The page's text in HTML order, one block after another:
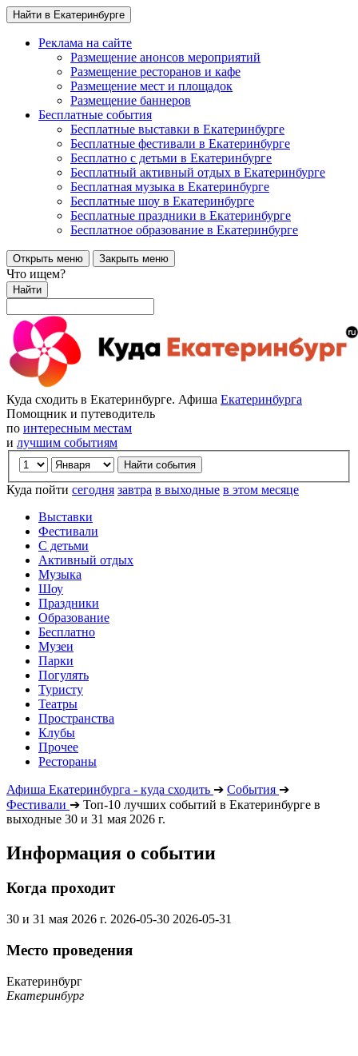
Найти в Екатеринбурге
Реклама на сайте
Размещение анонсов мероприятий
Размещение ресторанов и кафе
Размещение мест и площадок
Размещение баннеров
Бесплатные события
Бесплатные выставки в Екатеринбурге
Бесплатные фестивали в Екатеринбурге
Бесплатно с детьми в Екатеринбурге
Бесплатный активный отдых в Екатеринбурге
Бесплатная музыка в Екатеринбурге
Бесплатные шоу в Екатеринбурге
Бесплатные праздники в Екатеринбурге
Бесплатное образование в Екатеринбурге
Открыть меню Закрыть меню
Что ищем?
Найти
Куда сходить в Екатеринбурге. Афиша Екатеринбурга
Помощник и путеводитель
по интересным местам
и лучшим событиям
Куда пойти сегодня завтра в выходные в этом месяце
Выставки
Фестивали
С детьми
Активный отдых
Музыка
Шоу
Праздники
Образование
Бесплатно
Музеи
Парки
Погулять
Туристу
Театры
Пространства
Клубы
Прочее
Рестораны
Афиша Екатеринбурга - куда сходить ➔ События ➔
Фестивали ➔ Топ-10 лучших событий в Екатеринбурге в
выходные 30 и 31 мая 2026 г.
Информация о событии
Когда проходит
30 и 31 мая 2026 г. 2026-05-30 2026-05-31
Место проведения
Екатеринбург
Екатеринбург